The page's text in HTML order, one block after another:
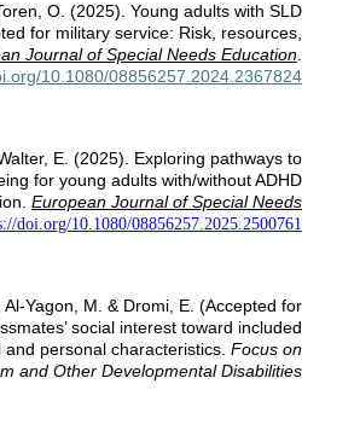
O. (2025). Young adults with SLD
for military service: Risk, resources,
Journal of Special Needs Education
10.1080/08856257.2024.2367824
E. (2025). Exploring pathways to
for young adults with/without ADHD
European Journal of Special Needs
doi.org/10.1080/08856257.2025.2500761
Yagon, M. & Dromi, E. (Accepted for
social interest toward included
personal characteristics. Focus on
and Other Developmental Disabilities.